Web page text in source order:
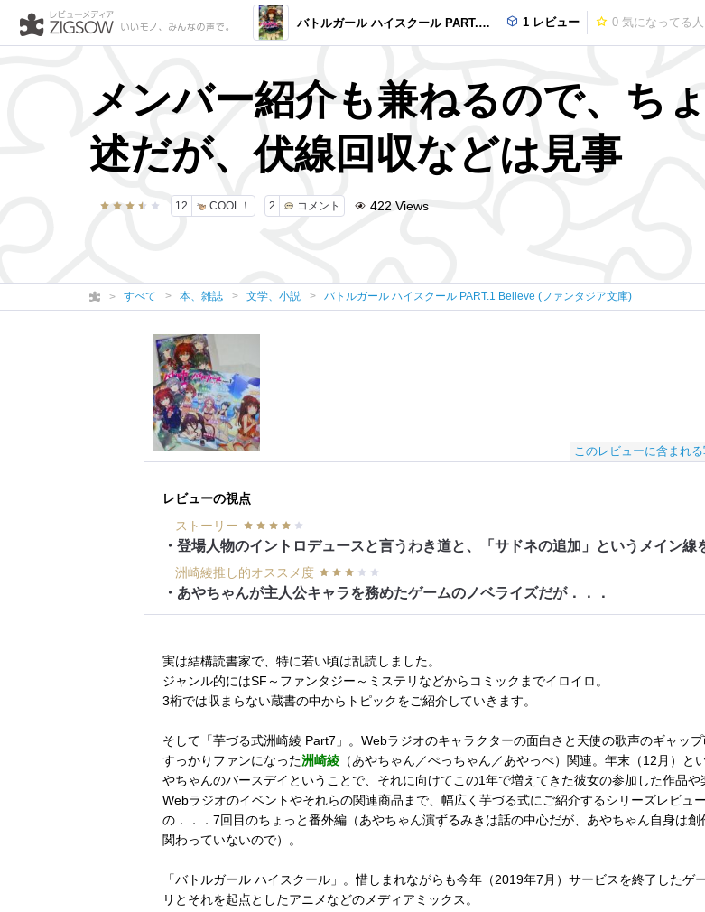
バトルガール ハイスクール PART.1 Believe (ファンタジア文庫) 1 レビュー 0 気になってる人
メンバー紹介も兼ねるので、ち
述だが、伏線回収などは見事
12 COOL！ 2 コメント 422 Views
すべて 本、雑誌 文学、小説 バトルガール ハイスクール PART.1 Believe (ファンタジア文庫)
このレビューに含まれ
レビューの視点
ストーリー
洲崎綾推し的オススメ度
・あやちゃんが主人公キャラを務めたゲームのノベライズだが．．．
実は結構読書家で、特に若い頃は乱読しました。
ジャンル的にはSF～ファンタジー～ミステリなどからコミックまでイロイロ。
3桁では収まらない蔵書の中からトピックをご紹介していきます。
そして「芋づる式洲崎綾 Part7」。Webラジオのキャラクターの面白さと天使の歌声のギャッ
すっかりファンになった洲崎綾 （あやちゃん／ぺっちゃん／あやっぺ）関連。年末（12月）と
やちゃんのバースデイということで、それに向けてこの1年で増えてきた彼女の参加した作品や
Webラジオのイベントやそれらの関連商品まで、幅広く芋づる式にご紹介するシリーズレビュー
の．．．7回目のちょっと番外編（あやちゃん演ずるみきは話の中心だが、あやちゃん自身は創
関わっていないので）。
「バトルガール ハイスクール」。惜しまれながらも今年（2019年7月）サービスを終了したゲ
リとそれを起点としたアニメなどのメディアミックス。